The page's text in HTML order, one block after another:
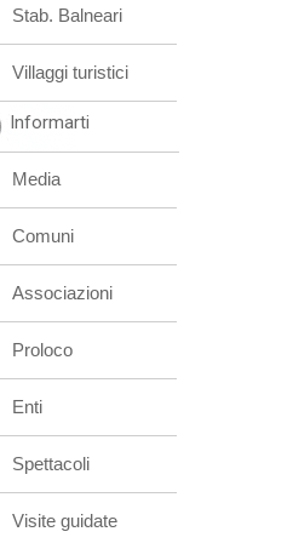
Stab. Balneari
Villaggi turistici
Informarti
Media
Comuni
Associazioni
Proloco
Enti
Spettacoli
Visite guidate